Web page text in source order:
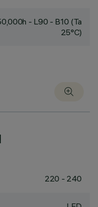
- L90 - B10 (Ta
25°C)
220 - 240